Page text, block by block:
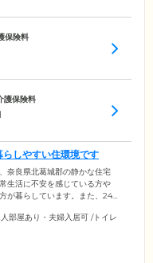
保険料
護保険料
しやすい住環境です
奈良県北葛城郡の静かな住宅
生活に不安を感じている方や
が暮らしています。また、24
添いながら日々サポート。
携を取っており、安心して生
しやすい住環境が整っていま
部屋あり・夫婦入居可 /トイレ